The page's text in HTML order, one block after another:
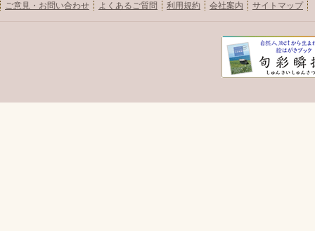
ご意見・お問い合わせ よくあるご質問 利用規約 会社案内 サイトマップ